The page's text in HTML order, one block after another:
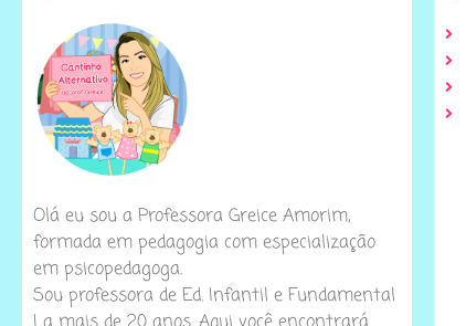
Olá eu sou a Professora Greice Amorim,
formada em pedagogia com especialização
em psicopedagoga.
Sou professora de Ed. Infantil e Fundamental